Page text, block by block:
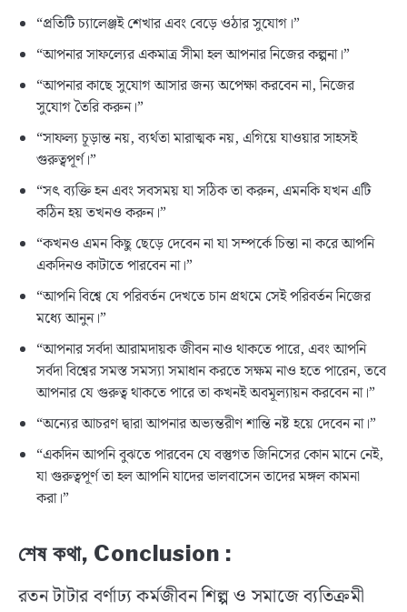
“প্রতিটি চ্যালেঞ্জই শেখার এবং বেড়ে ওঠার সুযোগ।”
“আপনার সাফল্যের একমাত্র সীমা হল আপনার নিজের কল্পনা।”
“আপনার কাছে সুযোগ আসার জন্য অপেক্ষা করবেন না, নিজের
সুযোগ তৈরি করুন।”
“সাফল্য চূড়ান্ত নয়, ব্যর্থতা মারাত্মক নয়, এগিয়ে যাওয়ার সাহসই
গুরুত্বপূর্ণ।”
“সৎ ব্যক্তি হন এবং সবসময় যা সঠিক তা করুন, এমনকি যখন এটি
কঠিন হয় তখনও করুন।”
“কখনও এমন কিছু ছেড়ে দেবেন না যা সম্পর্কে চিন্তা না করে আপনি
একদিনও কাটাতে পারবেন না।”
“আপনি বিশ্বে যে পরিবর্তন দেখতে চান প্রথমে সেই পরিবর্তন নিজের
মধ্যে আনুন।”
“আপনার সর্বদা আরামদায়ক জীবন নাও থাকতে পারে, এবং আপনি
সর্বদা বিশ্বের সমস্ত সমস্যা সমাধান করতে সক্ষম নাও হতে পারেন, তবে
আপনার যে গুরুত্ব থাকতে পারে তা কখনই অবমূল্যায়ন করবেন না।”
“অন্যের আচরণ দ্বারা আপনার অভ্যন্তরীণ শান্তি নষ্ট হয়ে দেবেন না।”
“একদিন আপনি বুঝতে পারবেন যে বস্তুগত জিনিসের কোন মানে নেই,
যা গুরুত্বপূর্ণ তা হল আপনি যাদের ভালবাসেন তাদের মঙ্গল কামনা
করা।”
শেষ কথা, Conclusion :
রতন টাটার বর্ণাঢ্য কর্মজীবন শিল্প ও সমাজে ব্যতিক্রমী